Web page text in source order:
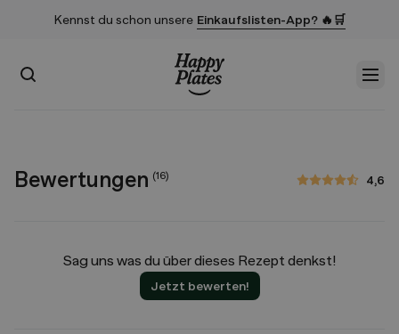
Kennst du schon unsere Einkaufslisten-App? 🔥🛒
Suchen
Bewertungen (16) 4,6
4,6 von 5 Sternen
Sag uns was du über dieses Rezept denkst!
Jetzt bewerten!